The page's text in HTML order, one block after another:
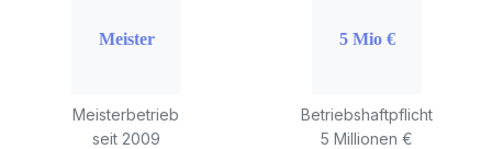
Meisterbetrieb
seit 2009
Betriebshaftpflicht
5 Millionen €